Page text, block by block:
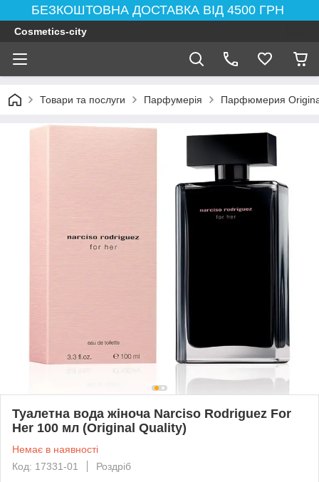
БЕЗКОШТОВНА ДОСТАВКА ВІД 4500 ГРН
Cosmetics-city
Товари та послуги Парфумерія Парфюмерия
Туалетна вода жіноча Narciso Rodriguez For
Her 100 мл (Original Quality)
Немає в наявності
Код: 17331-01
Роздріб